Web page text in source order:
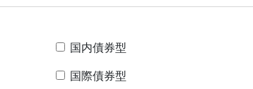
国内債券型
国際債券型